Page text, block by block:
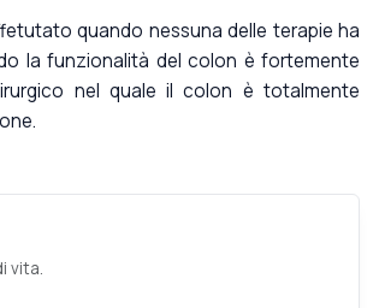
quando nessuna delle terapie ha
la funzionalità del colon è fortemente
nel quale il colon è totalmente
vita.